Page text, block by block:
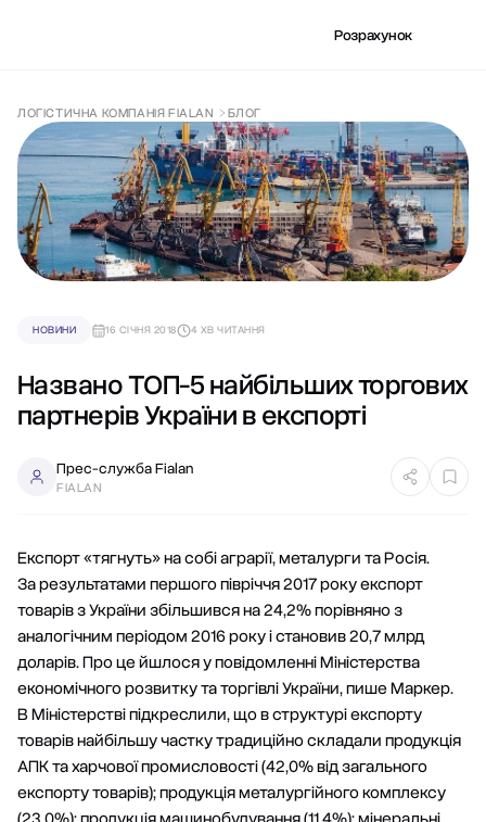
Розрахунок
ЛОГІСТИЧНА КОМПАНІЯ FIALAN БЛОГ
НОВИНИ 16 СІЧНЯ 2018 4 ХВ ЧИТАННЯ
Названо ТОП-5 найбільших торгових
партнерів України в експорті
Прес-служба Fialan
FIALAN
Експорт «тягнуть» на собі аграрії, металурги та Росія.
За результатами першого півріччя 2017 року експорт
товарів з України збільшився на 24,2% порівняно з
аналогічним періодом 2016 року і становив 20,7 млрд
доларів. Про це йшлося у повідомленні Міністерства
економічного розвитку та торгівлі України, пише Маркер.
В Міністерстві підкреслили, що в структурі експорту
товарів найбільшу частку традиційно складали продукція
АПК та харчової промисловості (42,0% від загального
експорту товарів); продукція металургійного комплексу